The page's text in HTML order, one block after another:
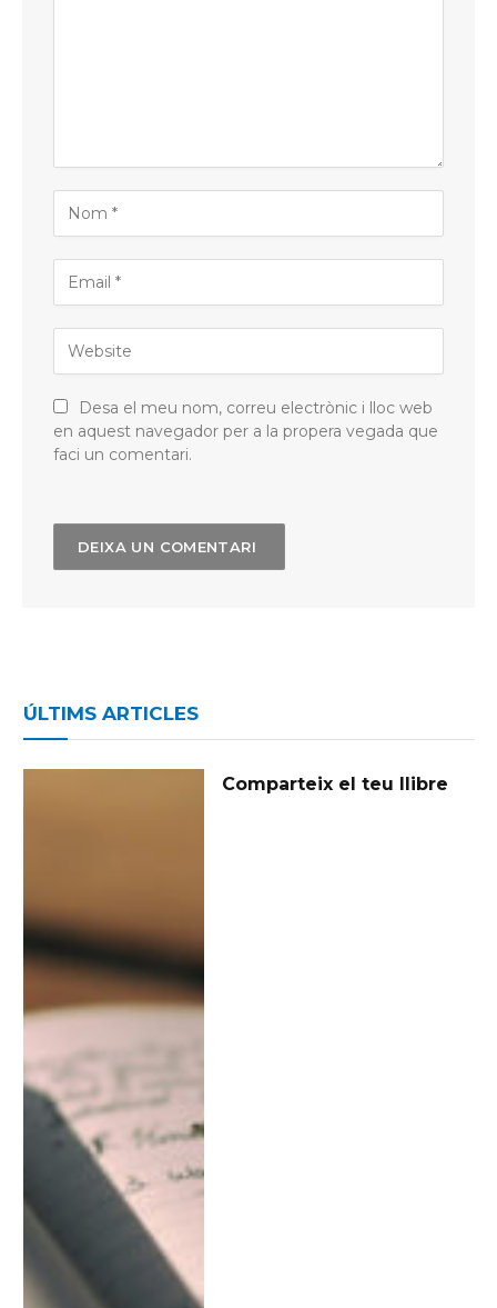
Desa el meu nom, correu electrònic i lloc web
en aquest navegador per a la propera vegada que
faci un comentari.
ÚLTIMS ARTICLES
Comparteix el teu llibre